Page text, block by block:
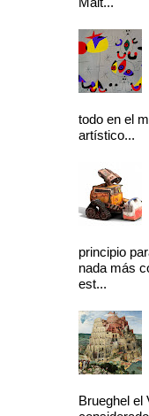
todo en el
artístico...
principio
nada más
est...
Brueghel el